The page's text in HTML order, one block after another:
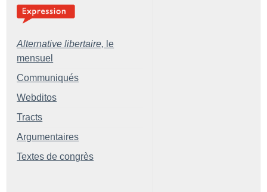
Alternative libertaire, le
mensuel
Communiqués
Webditos
Tracts
Argumentaires
Textes de congrès